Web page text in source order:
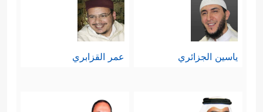
ياسين الجزائري عمر القزابري